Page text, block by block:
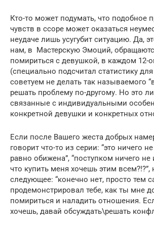
Кто-то может подумать, что подобное
чувств в ссоре может оказаться
неудаче лишь усугубит ситуацию. Да,
нам, в Мастерскую Эмоций,
помириться с девушкой, в каждом 12-
(специально подсчитал статистику
советуем не делать так называемого
решать проблему по-другому. Но это
связанные с индивидуальными
конкретной девушки и конкретных
Если после Вашего жеста добрых
говорит что-то из серии: “это ничего не
равно обижена”, “поступком ничего не
что купить меня хочешь этим всем?!?”,
следующее: “конечно нет, просто тем
продемонстрировал тебе, как ты мне
помириться и наладить отношения.
хочешь, давай обсуждать\решать